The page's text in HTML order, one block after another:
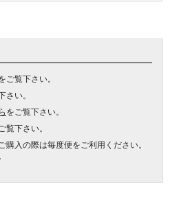
ご覧下さい。
さい。
をご覧下さい。
覧下さい。
入の際は毎度便をご利用ください。